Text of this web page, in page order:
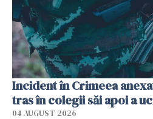
Incident în Crimeea
tras în colegii săi apoi a
04 AUGUST 2026